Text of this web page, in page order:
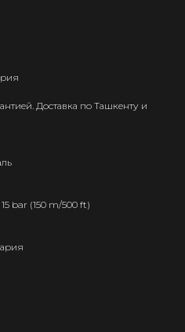
Доставка по Ташкенту и
bar (150 m/500 ft)